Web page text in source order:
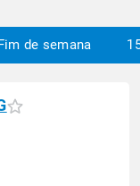
de semana